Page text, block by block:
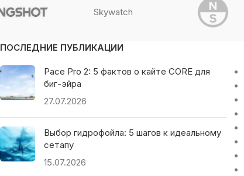
Skywatch
ПОСЛЕДНИЕ ПУБЛИКАЦИИ
Pace Pro 2: 5 фактов о кайте CORE для
биг-эйра
27.07.2026
Выбор гидрофойла: 5 шагов к идеальному
сетапу
15.07.2026